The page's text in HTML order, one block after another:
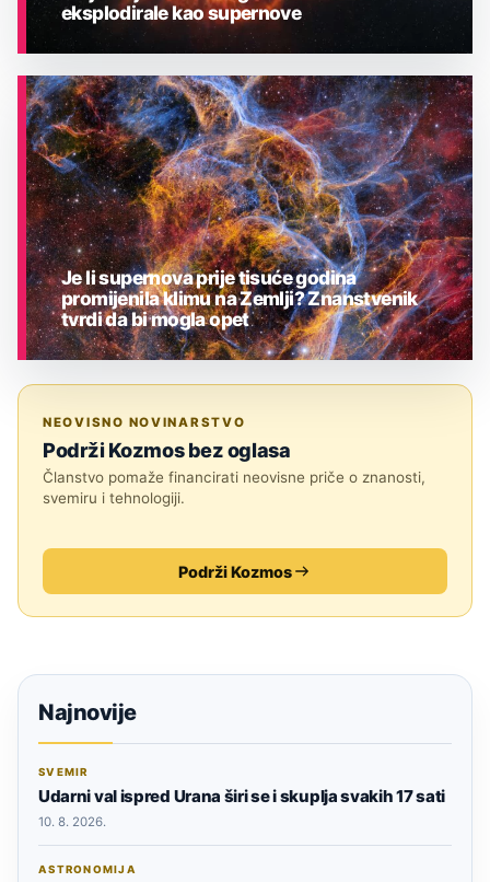
ASTRONOMIJA
eksplodirale kao supernove
Je li supernova prije tisuće godina
promijenila klimu na Zemlji? Znanstvenik
tvrdi da bi mogla opet
NEOVISNO NOVINARSTVO
Podrži Kozmos bez oglasa
Članstvo pomaže financirati neovisne priče o znanosti,
svemiru i tehnologiji.
Podrži Kozmos
Najnovije
SVEMIR
Udarni val ispred Urana širi se i skuplja svakih 17 sati
10. 8. 2026.
ASTRONOMIJA